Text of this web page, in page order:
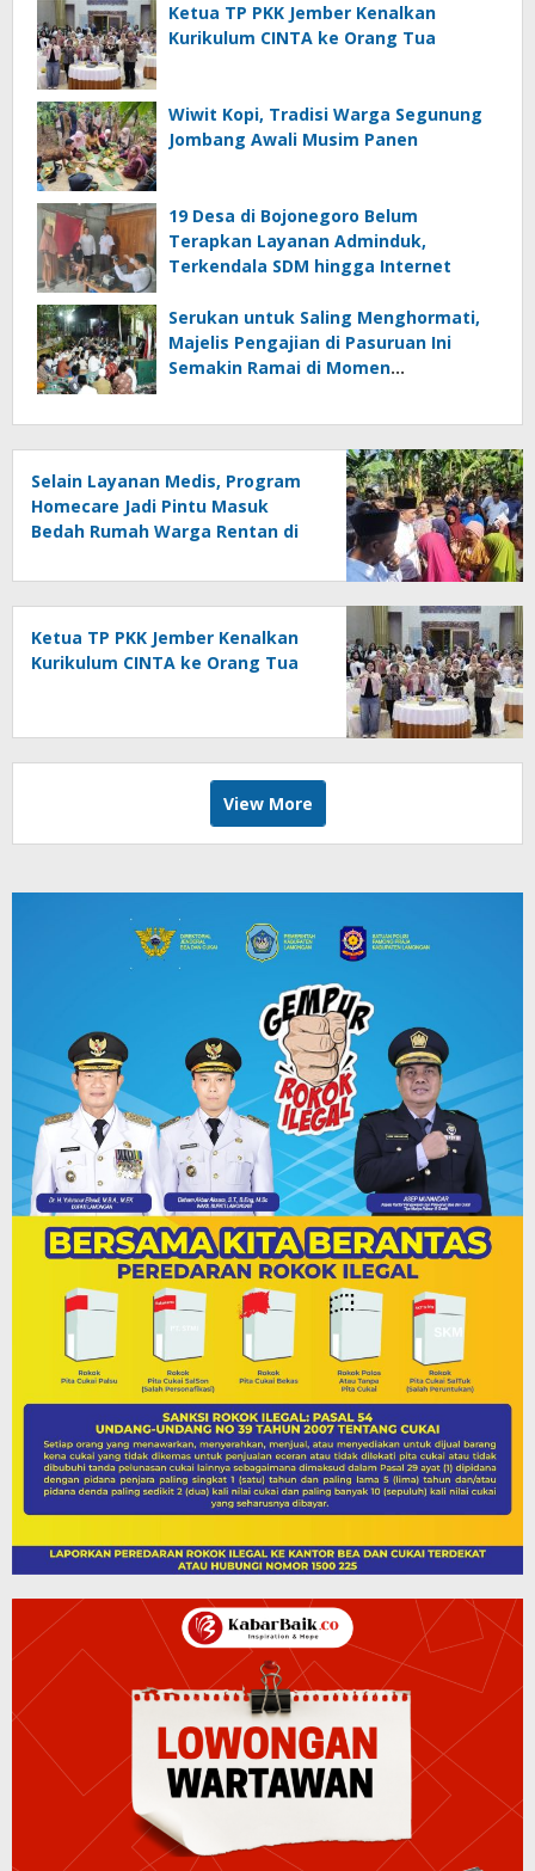
Ketua TP PKK Jember Kenalkan
Kurikulum CINTA ke Orang Tua
Wiwit Kopi, Tradisi Warga Segunung
Jombang Awali Musim Panen
19 Desa di Bojonegoro Belum
Terapkan Layanan Adminduk,
Terkendala SDM hingga Internet
Serukan untuk Saling Menghormati,
Majelis Pengajian di Pasuruan Ini
Semakin Ramai di Momen
Selain Layanan Medis, Program
Homecare Jadi Pintu Masuk
Bedah Rumah Warga Rentan di
Ketua TP PKK Jember Kenalkan
Kurikulum CINTA ke Orang Tua
View More